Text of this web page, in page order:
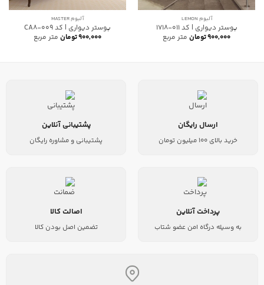
آلبوم LEMON
پوستر دیواری | کد 011-1718
۹۰۰,۰۰۰تومان متر مربع
آلبوم MASTER
پوستر دیواری | کد CA8-009
۹۰۰,۰۰۰تومان متر مربع
ارسال رایگان
خرید بالای 100 میلیون تومان
پشتیبانی آنلاین
پشتیبانی و مشاوره رایگان
پرداخت آنلاین
به وسیله درگاه امن عضو شتاب
اصالت کالا
تضمین اصل بودن کالا